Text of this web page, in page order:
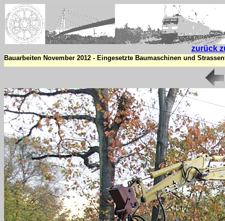
zurück
Bauarbeiten November 2012 - Eingesetzte Baumaschinen und